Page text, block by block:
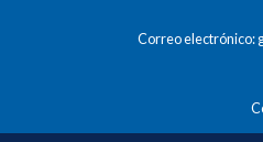
Correo electrónico: